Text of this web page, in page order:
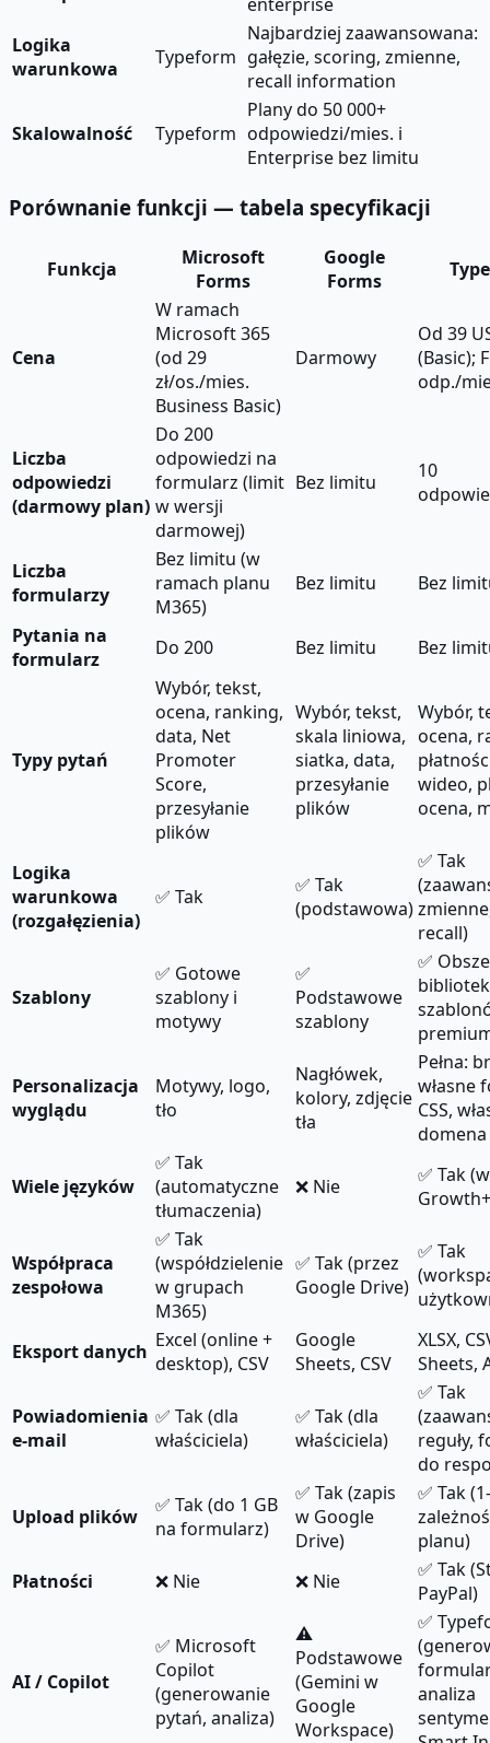
Logika
warunkowa
Typeform
Najbardziej zaawansowana:
gałęzie, scoring, zmienne,
recall information
Skalowalność Typeform
Plany do 50 000+
odpowiedzi/mies. i
Enterprise bez limitu
Porównanie funkcji — tabela specyfikacji
Funkcja
Microsoft
Forms
Google
Forms
Cena
W ramach
Microsoft 365
(od 29
zł/os./mies.
Business Basic)
Darmowy
Od 39
(Basic);
odp./
Liczba
odpowiedzi
(darmowy plan)
Do 200
odpowiedzi na
formularz (limit
w wersji
darmowej)
Bez limitu
10
Liczba
formularzy
Bez limitu (w
ramach planu
M365)
Bez limitu Bez
Pytania na
formularz
Do 200 Bez limitu Bez
Typy pytań
Wybór, tekst,
ocena, ranking,
data, Net
Promoter
Score,
przesyłanie
plików
Wybór, tekst,
skala liniowa,
siatka, data,
przesyłanie
plików
Wybór,
ocena,
wideo,
ocena,
Logika
warunkowa
(rozgałęzienia)
✅ Tak
✅ Tak
(podstawowa)
✅ Tak
recall)
Szablony
✅ Gotowe
szablony i
motywy
✅
Podstawowe
szablony
✅
Personalizacja
wyglądu
Motywy, logo,
tło
Nagłówek,
kolory, zdjęcie
tła
Pełna:
własne
CSS,
domena
Wiele języków
✅ Tak
(automatyczne
tłumaczenia)
❌ Nie
✅ Tak
Współpraca
zespołowa
✅ Tak
(współdzielenie
w grupach
M365)
✅ Tak (przez
Google Drive)
✅ Tak
Eksport danych Excel (online +
desktop), CSV
Google
Sheets, CSV
XLSX,
Sheets,
Powiadomienia
e-mail
✅ Tak (dla
właściciela)
✅ Tak (dla
właściciela)
✅ Tak
reguły,
do
Upload plików
✅ Tak (do 1 GB
na formularz)
✅ Tak (zapis
w Google
Drive)
✅ Tak
planu)
Płatności
❌ Nie ❌ Nie
✅ Tak
PayPal)
AI / Copilot
✅ Microsoft
Copilot
(generowanie
pytań, analiza)
⚠
Podstawowe
(Gemini w
Google
Workspace)
✅
analiza